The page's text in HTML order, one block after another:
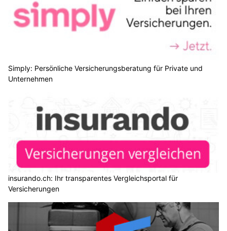
Simply: Persönliche Versicherungsberatung für Private und
Unternehmen
insurando.ch: Ihr transparentes Vergleichsportal für
Versicherungen